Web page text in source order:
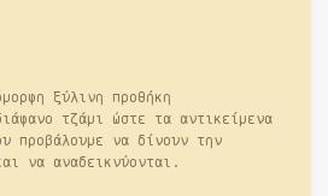
ξύλινη προθήκη
τζάμι ώστε τα αντικείμενα
προβάλουμε να δίνουν την
να αναδεικνύονται.